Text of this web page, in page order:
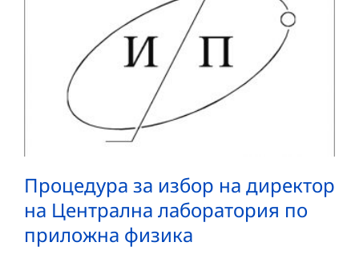
Процедура за избор на директор
на Централна лаборатория по
приложна физика